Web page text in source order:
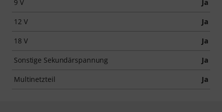
9 V Ja
12 V Ja
18 V Ja
Sonstige Sekundärspannung Ja
Multinetzteil Ja